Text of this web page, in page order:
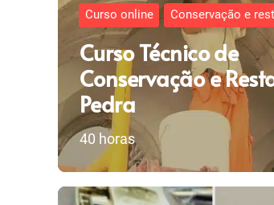
Curso online Conservação e
Curso Técnico de
Conservação e
Pedra
40 horas